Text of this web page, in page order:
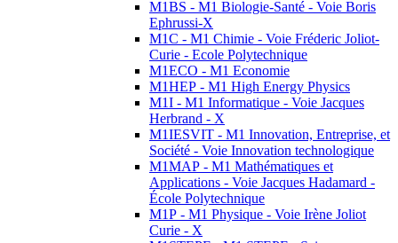
M1BS - M1 Biologie-Santé - Voie Boris
Ephrussi-X
M1C - M1 Chimie - Voie Fréderic Joliot-
Curie - Ecole Polytechnique
M1ECO - M1 Economie
M1HEP - M1 High Energy Physics
M1I - M1 Informatique - Voie Jacques
Herbrand - X
M1IESVIT - M1 Innovation, Entreprise, et
Société - Voie Innovation technologique
M1MAP - M1 Mathématiques et
Applications - Voie Jacques Hadamard -
École Polytechnique
M1P - M1 Physique - Voie Irène Joliot
Curie - X